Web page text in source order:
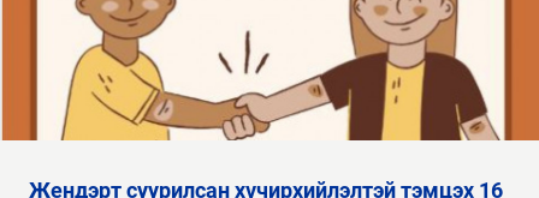
жендэрт суурилсан хүчирхийлэлтэй тэмцэх 16